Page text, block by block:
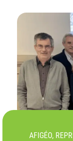
AFIGÉO,